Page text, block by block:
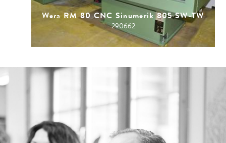
Wera RM 80 CNC Sinumerik 805 SW-TW
290662